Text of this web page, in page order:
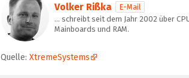
Volker Rißka
E-Mail
… schreibt seit dem Jahr 2002 über
Mainboards und RAM.
Quelle: XtremeSystems